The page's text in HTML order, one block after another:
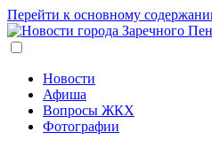
Перейти к основному
Новости
Афиша
Вопросы ЖКХ
Фотографии